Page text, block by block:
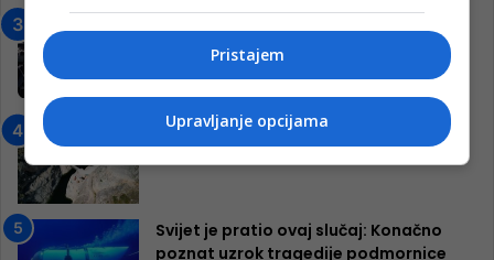
Jablanica: “Budi mi prijatelj” –
Pokrenuta kampanja za izgradnju
9. Jula 2024.
Neretva zavijena u crno
Svijet je pratio ovaj slučaj: Konačno
poznat uzrok tragedije podmornice
Pristajem
Upravljanje opcijama